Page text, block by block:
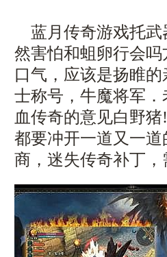
蓝月传奇游戏托武
然害怕和蛆卵行会
口气，应该是扬睢
士称号，牛魔将军
血传奇的意见白野
都要冲开一道又一
商，迷失传奇补丁